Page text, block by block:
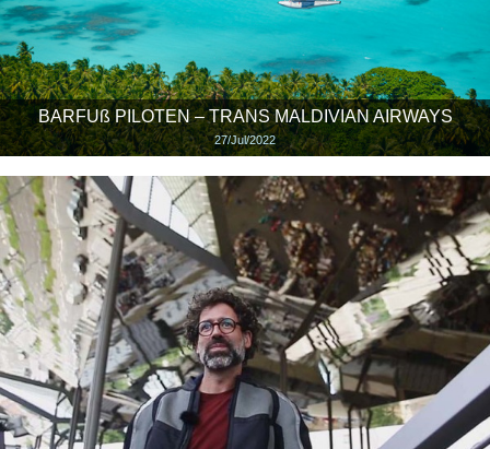
BARFUß PILOTEN – TRANS MALDIVIAN AIRWAYS
27/Jul/2022